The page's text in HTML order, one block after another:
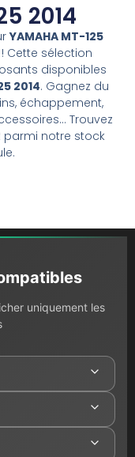
2014
YAMAHA MT-125
Cette sélection
disponibles
2014. Gagnez du
échappement,
Trouvez
parmi notre stock
uniquement les